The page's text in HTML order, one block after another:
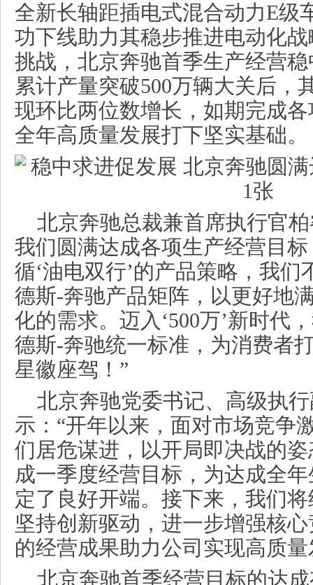
全新长轴距插电式混合动力E级
功下线助力其稳步推进电动化
挑战，北京奔驰首季生产经营
累计产量突破500万辆大关后，
现环比两位数增长，如期完成
全年高质量发展打下坚实基础。
北京奔驰总裁兼首席执行官
我们圆满达成各项生产经营目
循‘油电双行’的产品策略，我
德斯-奔驰产品矩阵，以更好地
化的需求。迈入‘500万’新时代
德斯-奔驰统一标准，为消费者
星徽座驾！”
北京奔驰党委书记、高级执
示：“开年以来，面对市场竞争
们居危谋进，以开局即决战的
成一季度经营目标，为达成全
定了良好开端。接下来，我们
坚持创新驱动，进一步增强核
的经营成果助力公司实现高质量
北京奔驰首季经营目标的达